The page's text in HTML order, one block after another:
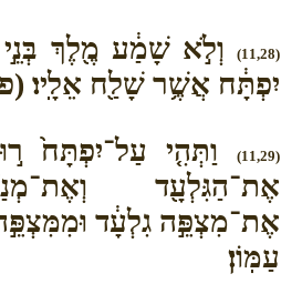
(11,28)
וְלֹ֣א שָׁמַ֔ע מֶ֖לֶךְ בְּנֵ֣י
יִפְתָּ֔ח אֲשֶׁ֥ר שָׁלַ֖ח אֵלָֽיו׃
(11,29)
וַתְּהִ֤י עַל־יִפְתָּח֙
אֶת־הַגִּלְעָ֖ד
אֶת־מִצְפֵּ֣ה גִלְעָ֔ד
עַמּֽוֹן׃